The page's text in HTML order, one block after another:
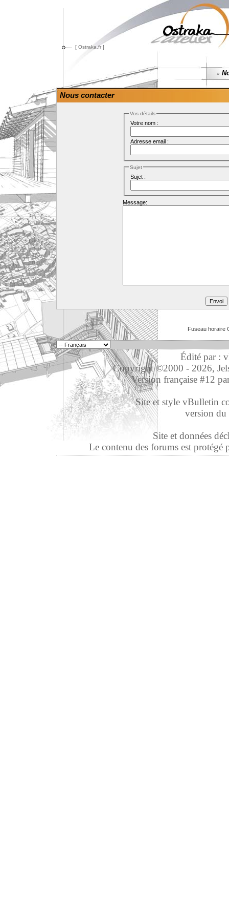
[ Ostraka.fr ]
»
Nous contacter
Vos détails
Votre nom :
Adresse email :
Sujet
Sujet :
Message:
Fuseau horaire
Édité par :
Copyright ©2000 - 2026,
Version française #12
Site et style vBulletin
version
Site et données
Le contenu des forums est protégé